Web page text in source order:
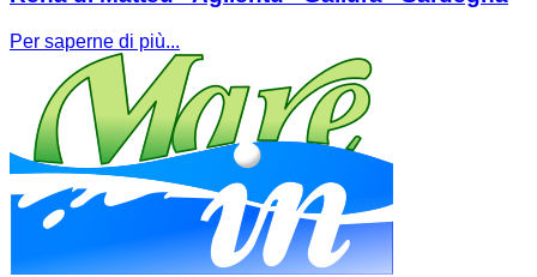
Per saperne di più...